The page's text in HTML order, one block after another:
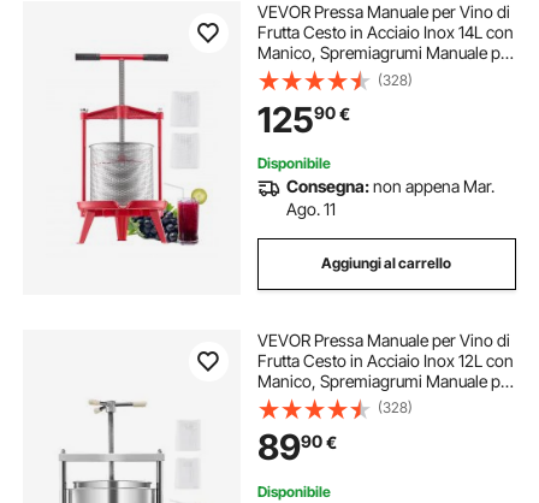
VEVOR Pressa Manuale per Vino di
Frutta Cesto in Acciaio Inox 14L con
Manico, Spremiagrumi Manuale per
Bevande Alcoliche Pressa per
Sidro, Mela, Uva, Tintura, Miele,
Olio d'Oliva Cucina, Casa
(328)
12590€
Disponibile
Consegna:non appena Mar.
Ago. 11
Aggiungi al carrello
VEVOR Pressa Manuale per Vino di
Frutta Cesto in Acciaio Inox 12L con
Manico, Spremiagrumi Manuale per
Bevande Alcoliche Pressa per
Sidro, Mela, Uva, Tintura, Miele,
Olio d'Oliva Cucina, Casa
(328)
8990€
Disponibile